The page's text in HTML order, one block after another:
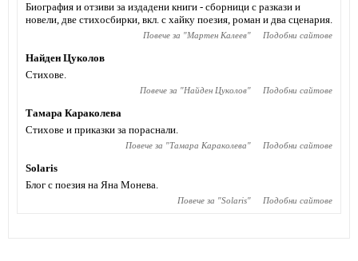
Биография и отзиви за издадени книги - сборници с разкази и
новели, две стихосбирки, вкл. с хайку поезия, роман и два сценария.
Повече за "Мартен Калеев" Подобни сайтове
Найден Цуколов
Стихове.
Повече за "Найден Цуколов" Подобни сайтове
Тамара Караколева
Стихове и приказки за пораснали.
Повече за "Тамара Караколева" Подобни сайтове
Solaris
Блог с поезия на Яна Монева.
Повече за "Solaris" Подобни сайтове